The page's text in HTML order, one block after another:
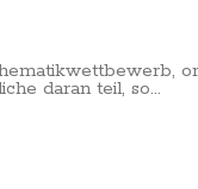
daran teil, so...